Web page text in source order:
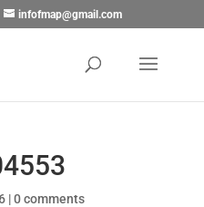
infofmap@gmail.com
|0 comments